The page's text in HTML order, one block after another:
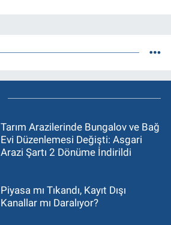
Tarım Arazilerinde Bungalov ve Bağ
Evi Düzenlemesi Değişti: Asgari
Arazi Şartı 2 Dönüme İndirildi
Piyasa mı Tıkandı, Kayıt Dışı
Kanallar mı Daralıyor?